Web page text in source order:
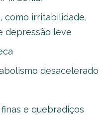
como irritabilidade,
depressão leve
desacelerado
e quebradiços